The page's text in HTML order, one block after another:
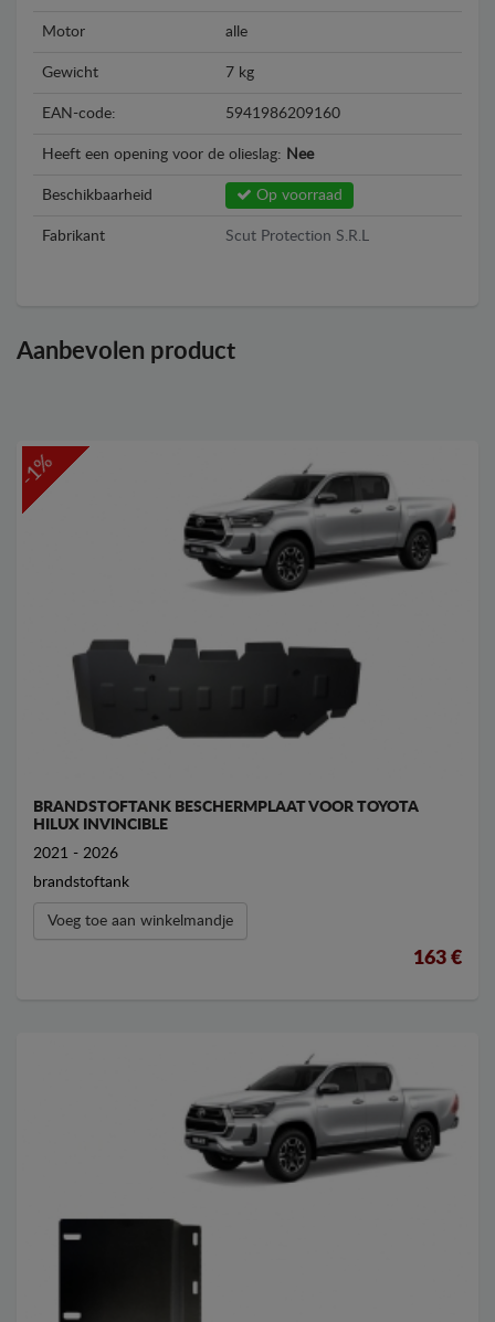
Motor alle
Gewicht 7 kg
EAN-code: 5941986209160
Heeft een opening voor de olieslag: Nee
Beschikbaarheid Op voorraad
Fabrikant Scut Protection S.R.L
Aanbevolen product
-1%
BRANDSTOFTANK BESCHERMPLAAT VOOR TOYOTA
HILUX INVINCIBLE
2021 - 2026
brandstoftank
Voeg toe aan winkelmandje
163 €